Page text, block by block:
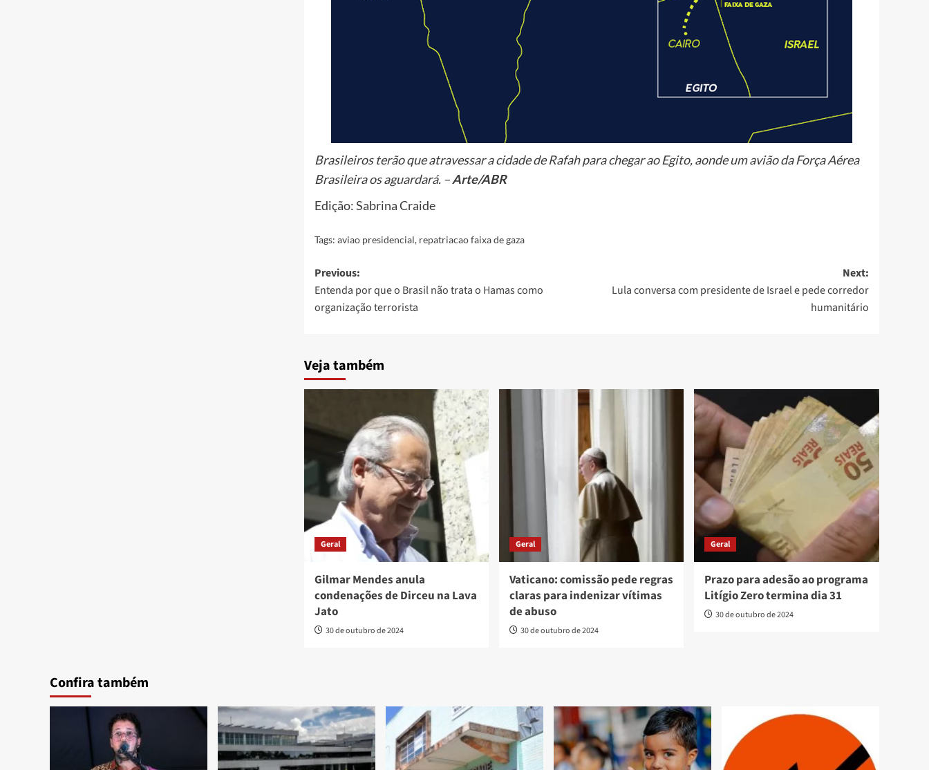
Brasileiros terão que atravessar a cidade de Rafah para chegar ao Egito, aonde um avião da Força Aérea
Brasileira os aguardará. –Arte/ABR
Edição: Sabrina Craide
Tags: aviao presidencial, repatriacao faixa de gaza
Post
navigation
Previous:
Entenda por que o Brasil não trata o Hamas como
organização terrorista
Next:
Lula conversa com presidente de Israel e pede corredor
humanitário
Veja também
Geral
Gilmar Mendes anula
condenações de Dirceu na Lava
Jato
30 de outubro de 2024
Geral
Vaticano: comissão pede regras
claras para indenizar vítimas
de abuso
30 de outubro de 2024
Geral
Prazo para adesão ao programa
Litígio Zero termina dia 31
30 de outubro de 2024
Confira também